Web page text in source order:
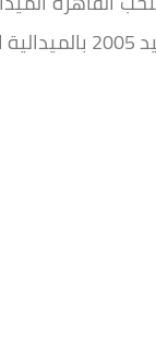
فنيا.